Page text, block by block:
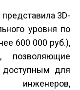
3D-
уровня по
600 000 руб.),
позволяющие
доступным для
инженеров,